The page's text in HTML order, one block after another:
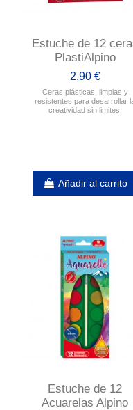
Estuche de 12
PlastiAlpino
2,90 €
Ceras plásticas, limpias y
resistentes para desarrollar
creatividad sin limites.
Añadir al carrito
Estuche de 12
Acuarelas Alpino